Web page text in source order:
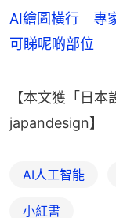
AI繪圖橫行 專
可睇呢啲部位
【本文獲「日
japandesign】
AI人工智能
小紅書